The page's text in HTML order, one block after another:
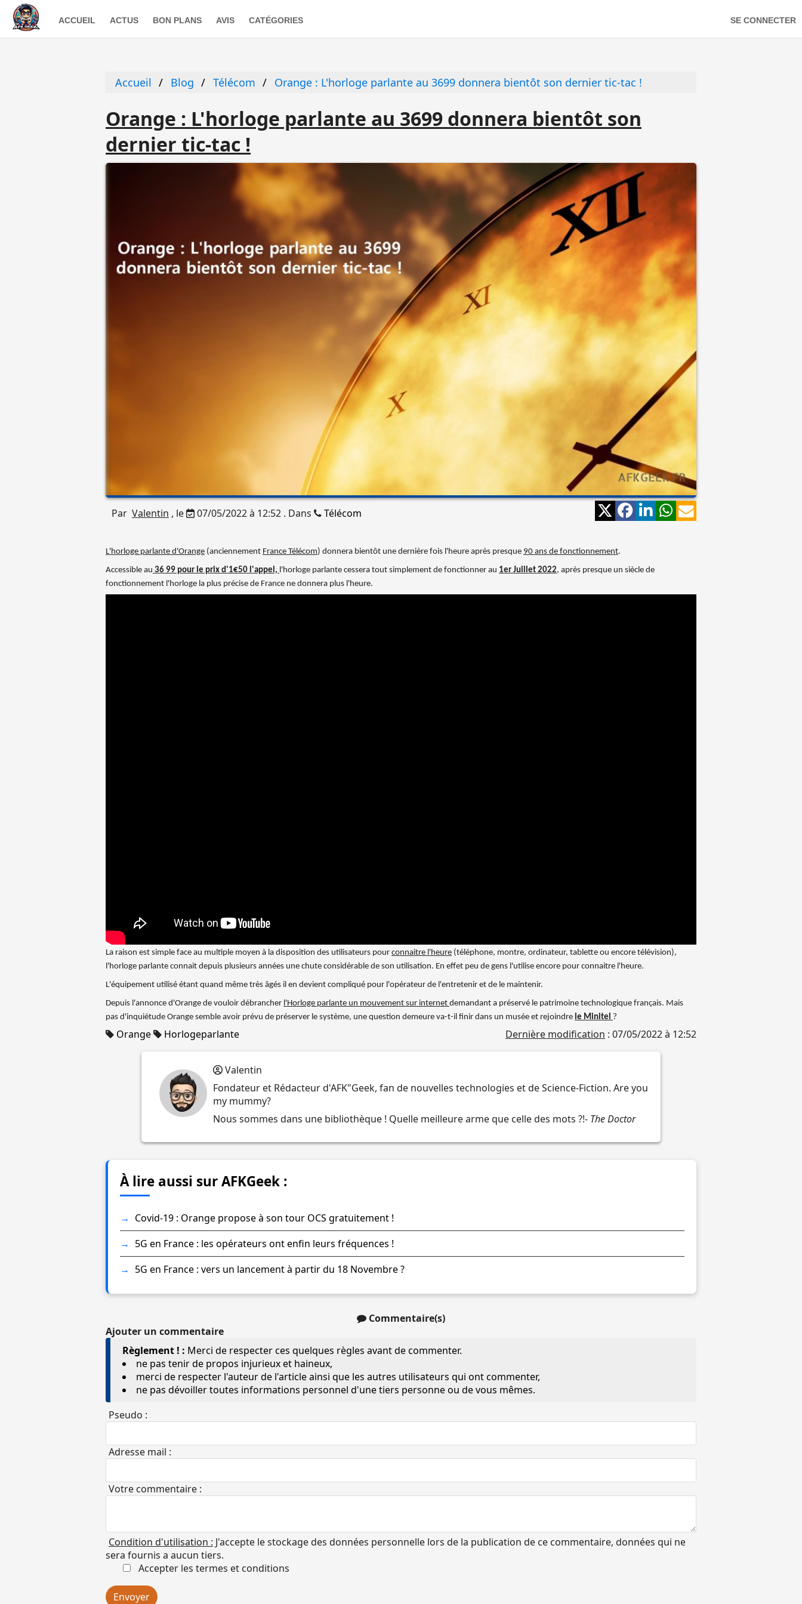
ACCUEIL ACTUS BON PLANS AVIS CATÉGORIES SE CONNECTER
Accueil Blog Télécom Orange : L'horloge parlante au 3699 donnera bientôt son dernier tic-tac !
Orange : L'horloge parlante au 3699 donnera bientôt son
dernier tic-tac !
Par Valentin , le 07/05/2022 à 12:52 . Dans Télécom
L'horloge parlante d'Orange (anciennement France Télécom) donnera bientôt une dernière fois l'heure après presque 90 ans de fonctionnement.
Accessible au 36 99 pour le prix d'1€50 l'appel, l'horloge parlante cessera tout simplement de fonctionner au 1er Juillet 2022, après presque un siècle de
fonctionnement l'horloge la plus précise de France ne donnera plus l'heure.
La raison est simple face au multiple moyen à la disposition des utilisateurs pour connaitre l'heure (téléphone, montre, ordinateur, tablette ou encore télévision),
l'horloge parlante connait depuis plusieurs années une chute considérable de son utilisation. En effet peu de gens l'utilise encore pour connaitre l'heure.
L'équipement utilisé étant quand même très âgés il en devient compliqué pour l'opérateur de l'entretenir et de le maintenir.
Depuis l'annonce d'Orange de vouloir débrancher l'Horloge parlante un mouvement sur internet demandant a préservé le patrimoine technologique français. Mais
pas d'inquiétude Orange semble avoir prévu de préserver le système, une question demeure va-t-il finir dans un musée et rejoindre le Minitel ?
Dernière modification : 07/05/2022 à 12:52
Orange Horlogeparlante
Valentin
Fondateur et Rédacteur d'AFK"Geek, fan de nouvelles technologies et de Science-Fiction. Are you
my mummy?
Nous sommes dans une bibliothèque ! Quelle meilleure arme que celle des mots ?!- The Doctor
À lire aussi sur AFKGeek :
Covid-19 : Orange propose à son tour OCS gratuitement !
5G en France : les opérateurs ont enfin leurs fréquences !
5G en France : vers un lancement à partir du 18 Novembre ?
Commentaire(s)
Ajouter un commentaire
Règlement ! : Merci de respecter ces quelques règles avant de commenter.
ne pas tenir de propos injurieux et haineux,
merci de respecter l'auteur de l'article ainsi que les autres utilisateurs qui ont commenter,
ne pas dévoiller toutes informations personnel d'une tiers personne ou de vous mêmes.
Pseudo :
Adresse mail :
Votre commentaire :
Condition d'utilisation : J'accepte le stockage des données personnelle lors de la publication de ce commentaire, données qui ne
sera fournis a aucun tiers.
Accepter les termes et conditions
Envoyer